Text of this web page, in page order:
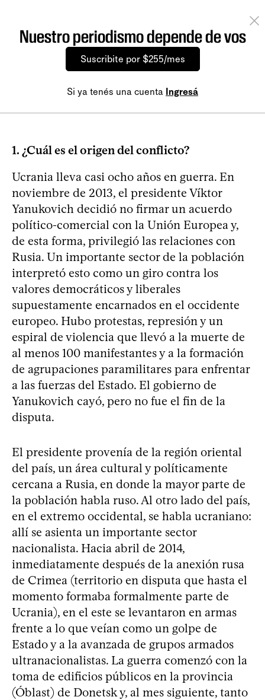
Nuestro periodismo depende de vos
Suscribite por $255/mes
Si ya tenés una cuenta Ingresá
1. ¿Cuál es el origen del conflicto?
Ucrania lleva casi ocho años en guerra. En
noviembre de 2013, el presidente Víktor
Yanukovich decidió no firmar un acuerdo
político-comercial con la Unión Europea y,
de esta forma, privilegió las relaciones con
Rusia. Un importante sector de la población
interpretó esto como un giro contra los
valores democráticos y liberales
supuestamente encarnados en el occidente
europeo. Hubo protestas, represión y un
espiral de violencia que llevó a la muerte de
al menos 100 manifestantes y a la formación
de agrupaciones paramilitares para enfrentar
a las fuerzas del Estado. El gobierno de
Yanukovich cayó, pero no fue el fin de la
disputa.
El presidente provenía de la región oriental
del país, un área cultural y políticamente
cercana a Rusia, en donde la mayor parte de
la población habla ruso. Al otro lado del país,
en el extremo occidental, se habla ucraniano:
allí se asienta un importante sector
nacionalista. Hacia abril de 2014,
inmediatamente después de la anexión rusa
de Crimea (territorio en disputa que hasta el
momento formaba formalmente parte de
Ucrania), en el este se levantaron en armas
frente a lo que veían como un golpe de
Estado y a la avanzada de grupos armados
ultranacionalistas. La guerra comenzó con la
toma de edificios públicos en la provincia
(Óblast) de Donetsk y, al mes siguiente, tanto